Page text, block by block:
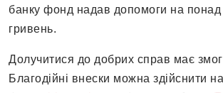
банку фонд надав допомоги на понад
гривень.
Долучитися до добрих справ має
Благодійні внески можна здійснити на